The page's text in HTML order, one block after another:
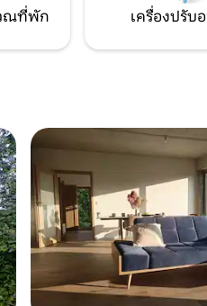
ณที่พัก เครื่องปรับ